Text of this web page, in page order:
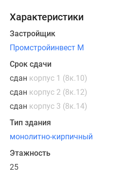
м.
передаются
в
эксплуатацию
чистовой
отделкой.
Установлены
входные
на
окнах
двухкамерные
Характеристики
Застройщик
Промстройинвест М
Срок сдачи
сдан корпус 1 (8к.10)
сдан корпус 2 (8к.12)
сдан корпус 3 (8к.14)
Тип здания
монолитно-кирпичный
Этажность
25